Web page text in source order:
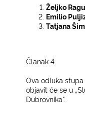
Željko
Emilio
Tatjana
Članak 4.­
Ova odluka
objavit će se u
Dubrovnika“.­